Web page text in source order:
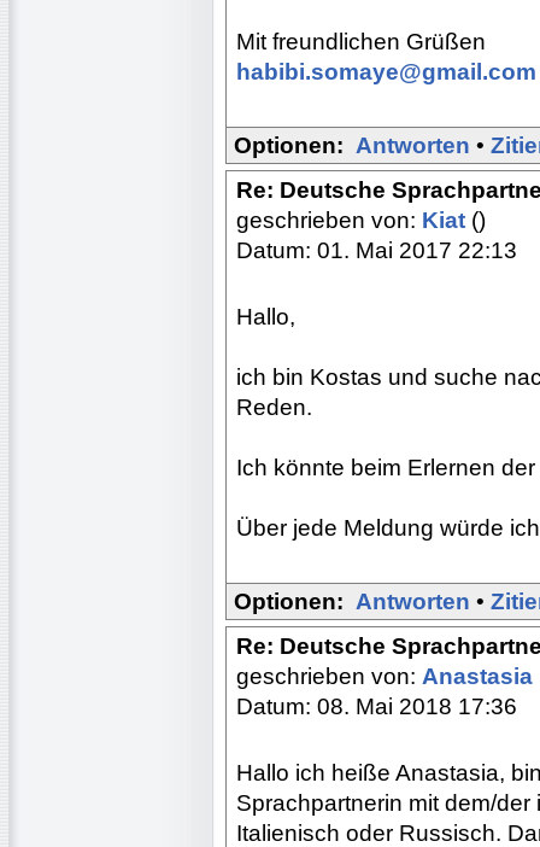
Mit freundlichen Grüßen
habibi.somaye@gmail.com
Optionen: Antworten •
Re: Deutsche
geschrieben von: Kiat ()
Datum: 01. Mai 2017 22:13
Hallo,
ich bin Kostas und suche
Reden.
Ich könnte beim Erlernen
Über jede Meldung würde
Optionen: Antworten •
Re: Deutsche
geschrieben von: Anastasia
Datum: 08. Mai 2018 17:36
Hallo ich heiße Anastasia,
Sprachpartnerin mit dem/
Italienisch oder Russisch.